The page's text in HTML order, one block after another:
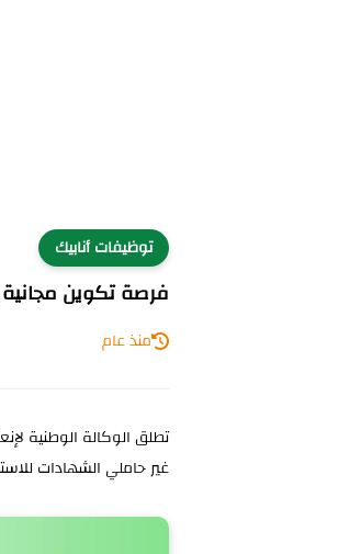
توظيفات أنابيك
فرصة تكوين
منذ عام
تطلق الوكالة الوطنية
غير حاملي الشهادات